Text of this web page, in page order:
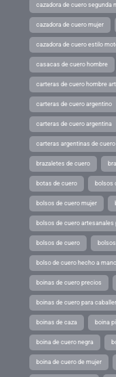
cazadora de cuero segunda
cazadora de cuero mujer
cazadora de cuero estilo
casacas de cuero hombre
carteras de cuero hombre
carteras de cuero argentino
carteras de cuero argentina
carteras argentinas de cuero
brazaletes de cuero
botas de cuero bolsos
bolsos de cuero mujer
bolsos de cuero artesanales
bolsos de cuero
bolso de cuero hecho a mano
boinas de cuero precios
boinas de cuero para
boinas de caza boina
boina de cuero negra
boina de cuero de mujer